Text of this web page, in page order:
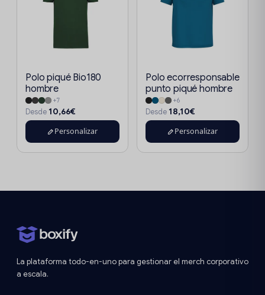
Polo piqué Bio180
hombre
+7
Desde 10,66€
Personalizar
Polo ecorresponsable
punto piqué hombre
+6
Desde 18,10€
Personalizar
La plataforma todo-en-uno para gestionar el merch corporativo
a escala.